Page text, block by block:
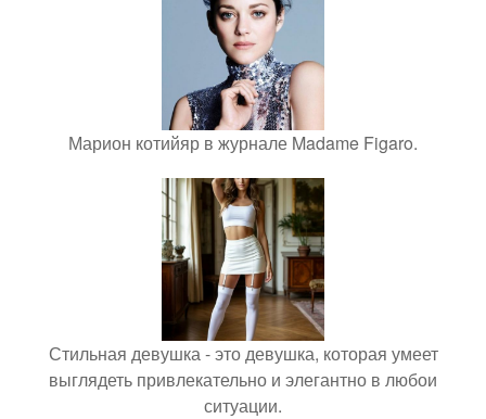
Марион котийяр в журнале Madame Figaro.
Стильная девушка - это девушка, которая умеет
выглядеть привлекательно и элегантно в любои
ситуации.